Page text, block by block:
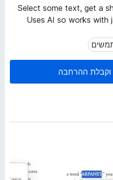
ד
פ
F
i
e
Select some text, get a
Uses AI so works with